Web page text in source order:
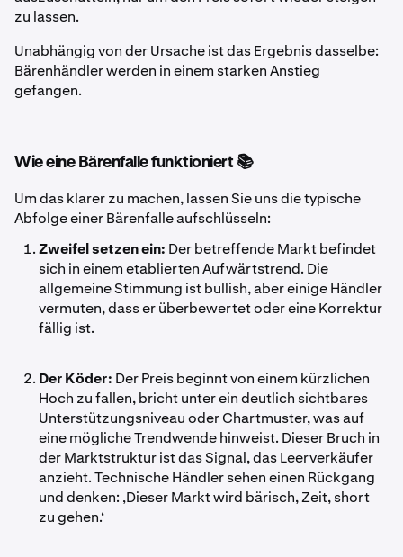
zu lassen.
Unabhängig von der Ursache ist das Ergebnis dasselbe:
Bärenhändler werden in einem starken Anstieg
gefangen.
Wie eine Bärenfalle funktioniert 📚
Um das klarer zu machen, lassen Sie uns die typische
Abfolge einer Bärenfalle aufschlüsseln:
Zweifel setzen ein: Der betreffende Markt befindet
sich in einem etablierten Aufwärtstrend. Die
allgemeine Stimmung ist bullish, aber einige Händler
vermuten, dass er überbewertet oder eine Korrektur
fällig ist.
Der Köder: Der Preis beginnt von einem kürzlichen
Hoch zu fallen, bricht unter ein deutlich sichtbares
Unterstützungsniveau oder Chartmuster, was auf
eine mögliche Trendwende hinweist. Dieser Bruch in
der Marktstruktur ist das Signal, das Leerverkäufer
anzieht. Technische Händler sehen einen Rückgang
und denken: ‚Dieser Markt wird bärisch, Zeit, short
zu gehen.‘